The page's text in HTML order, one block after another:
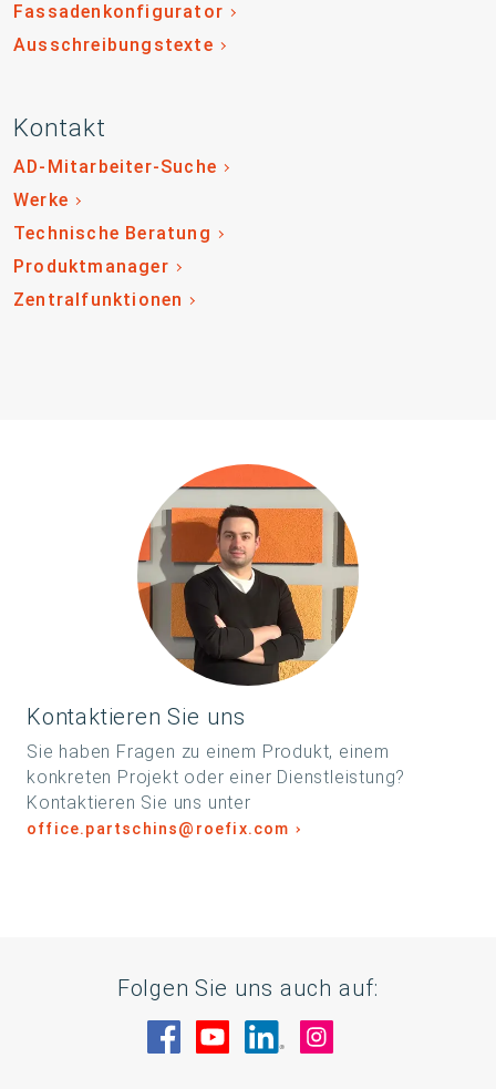
Fassadenkonfigurator
Ausschreibungstexte
Kontakt
AD-Mitarbeiter-Suche
Werke
Technische Beratung
Produktmanager
Zentralfunktionen
Kontaktieren Sie uns
Sie haben Fragen zu einem Produkt, einem
konkreten Projekt oder einer Dienstleistung?
Kontaktieren Sie uns unter
office.partschins@roefix.com
Folgen Sie uns auch auf:
Besuche uns auf Facebook
Besuche uns auf YouTube
Besuche uns auf